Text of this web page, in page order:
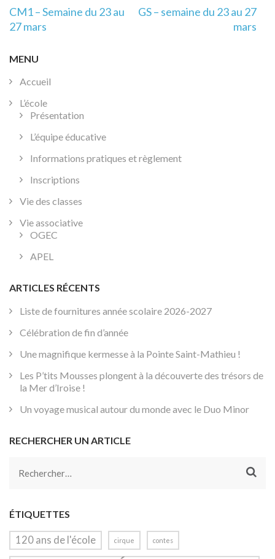
Navigation
de
CM1 – Semaine du 23 au
27 mars
GS – semaine du 23 au 27
mars
MENU
Accueil
L’école
Présentation
L’équipe éducative
Informations pratiques et règlement
Inscriptions
Vie des classes
Vie associative
OGEC
APEL
ARTICLES RÉCENTS
Liste de fournitures année scolaire 2026-2027
Célébration de fin d’année
Une magnifique kermesse à la Pointe Saint-Mathieu !
Les P’tits Mousses plongent à la découverte des trésors de
la Mer d’Iroise !
Un voyage musical autour du monde avec le Duo Minor
RECHERCHER UN ARTICLE
Rechercher :
ÉTIQUETTES
120 ans de l'école cirque contes